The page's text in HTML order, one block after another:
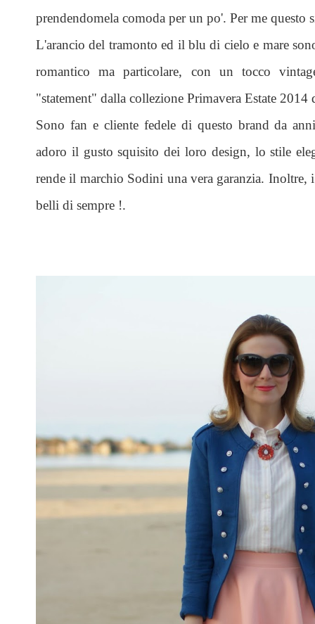
prendendomela comoda per un po'. Per me questo
L'arancio del tramonto ed il blu di cielo e mare
romantico ma particolare, con un tocco
"statement" dalla collezione Primavera Estate
Sono fan e cliente fedele di questo brand da
adoro il gusto squisito dei loro design, lo stile
rende il marchio Sodini una vera garanzia.
belli di sempre !.